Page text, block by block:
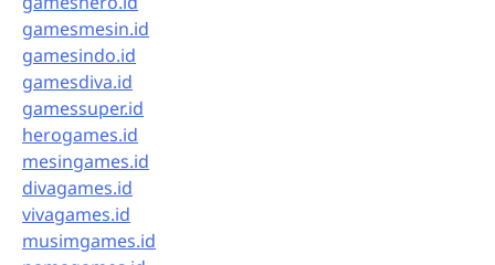
gamesmesin.id
gamesindo.id
gamesdiva.id
gamessuper.id
herogames.id
mesingames.id
divagames.id
vivagames.id
musimgames.id